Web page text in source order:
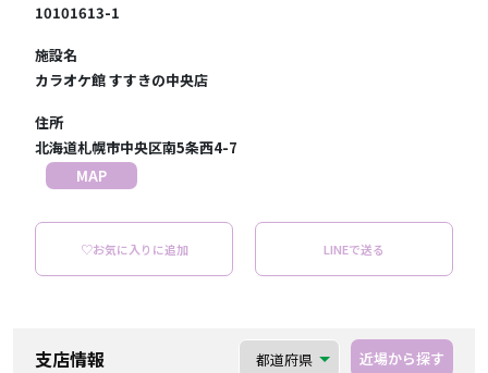
10101613-1
施設名
カラオケ館 すすきの中央店
住所
北海道札幌市中央区南5条西4-7
MAP
♡お気に入りに追加 LINEで送る
支店情報 近場から探す